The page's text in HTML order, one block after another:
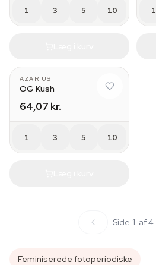
1 3 5 10 1
AZARIUS
OG Kush
64,07 kr.
1 3 5 10
Side 1 af 4
Feminiserede fotoperiodiske